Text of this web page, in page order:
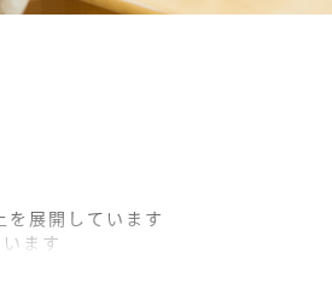
を展開しています
ます